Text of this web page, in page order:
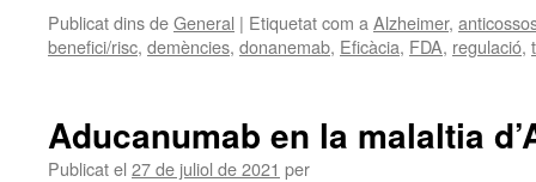
Publicat dins deGeneral | Etiquetat com a Alzheimer,
benefici/risc, demències, donanemab, Eficàcia, FDA, regulació,
Aducanumab en la malaltia
Publicat el 27 de juliol de 2021 per